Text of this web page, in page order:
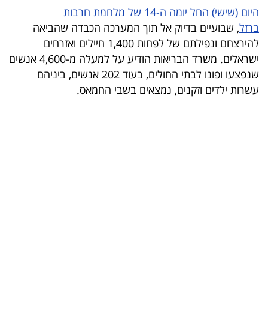
עסקי
ספורט
קריירה
ולימודים
היום (שישי) החל יומה ה-14 של מלחמת חרבות
ברזל, שבועיים בדיוק אל תוך המערכה הכבדה שהביאה
להירצחם ונפילתם של לפחות 1,400 חיילים ואזרחים
ישראלים. משרד הבריאות הודיע על למעלה מ-4,600 אנשים
שנפצעו ופונו לבתי החולים, בעוד 202 אנשים, ביניהם
עשרות ילדים וזקנים, נמצאים בשבי החמאס.